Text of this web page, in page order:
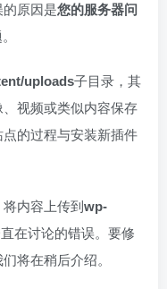
原因是您的服务器问
uploads子目录，其
视频或类似内容保存
的过程与安装新插件
内容上传到 wp-
在讨论的错误。要修
将在稍后介绍。